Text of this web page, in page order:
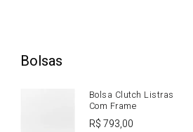
Bolsas
Bolsa Clutch Listras
Com Frame
R$793,00